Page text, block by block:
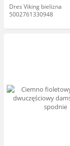
Dres Viking bielizna
5002761330948